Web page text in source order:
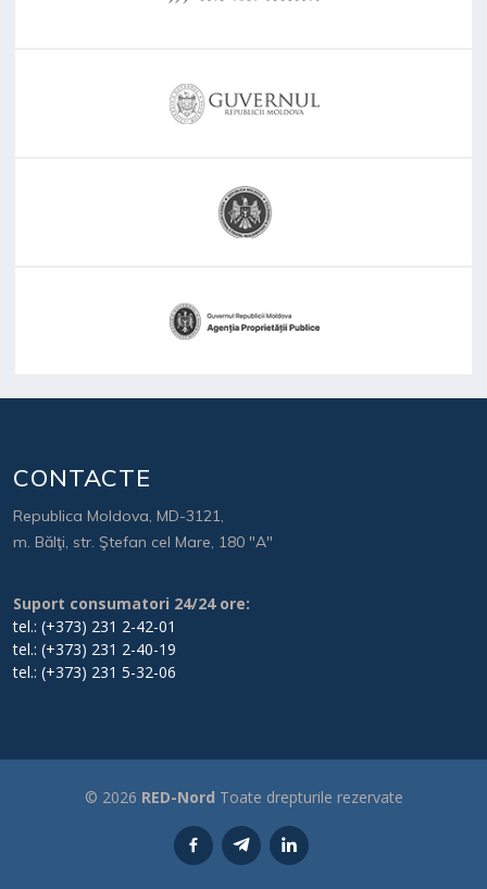
CONTACTE
Republica Moldova, MD-3121,
m. Bălţi, str. Ştefan cel Mare, 180 "A"
Suport consumatori 24/24 ore:
tel.: (+373) 231 2-42-01
tel.: (+373) 231 2-40-19
tel.: (+373) 231 5-32-06
© 2026 RED-Nord Toate drepturile rezervate